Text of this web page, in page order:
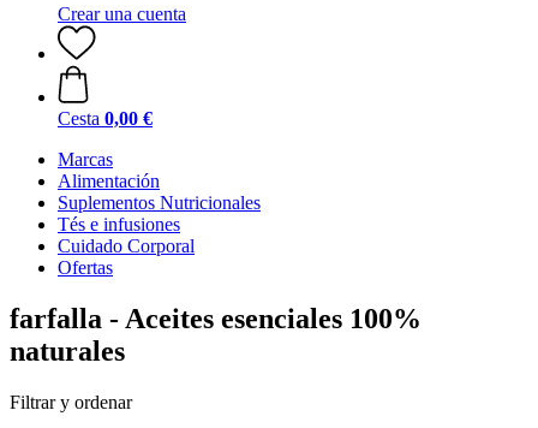
Crear una cuenta
Cesta 0,00 €
Marcas
Alimentación
Suplementos Nutricionales
Tés e infusiones
Cuidado Corporal
Ofertas
farfalla - Aceites esenciales 100%
naturales
Filtrar y ordenar